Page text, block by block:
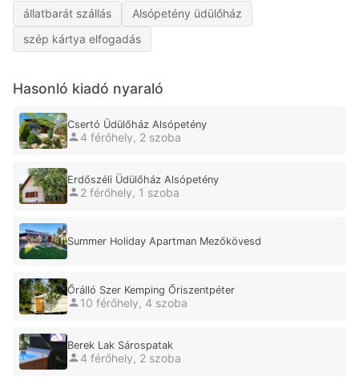
állatbarát szállás
Alsópetény üdülőház
szép kártya elfogadás
Hasonló kiadó nyaraló
Csertó Üdülőház Alsópetény
4 férőhely, 2 szoba
Erdőszéli Üdülőház Alsópetény
2 férőhely, 1 szoba
Summer Holiday Apartman Mezőkövesd
Őrálló Szer Kemping Őriszentpéter
10 férőhely, 4 szoba
Berek Lak Sárospatak
4 férőhely, 2 szoba